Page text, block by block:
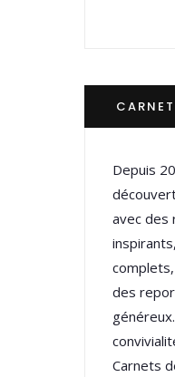
Depuis
avec des
des
Carnets